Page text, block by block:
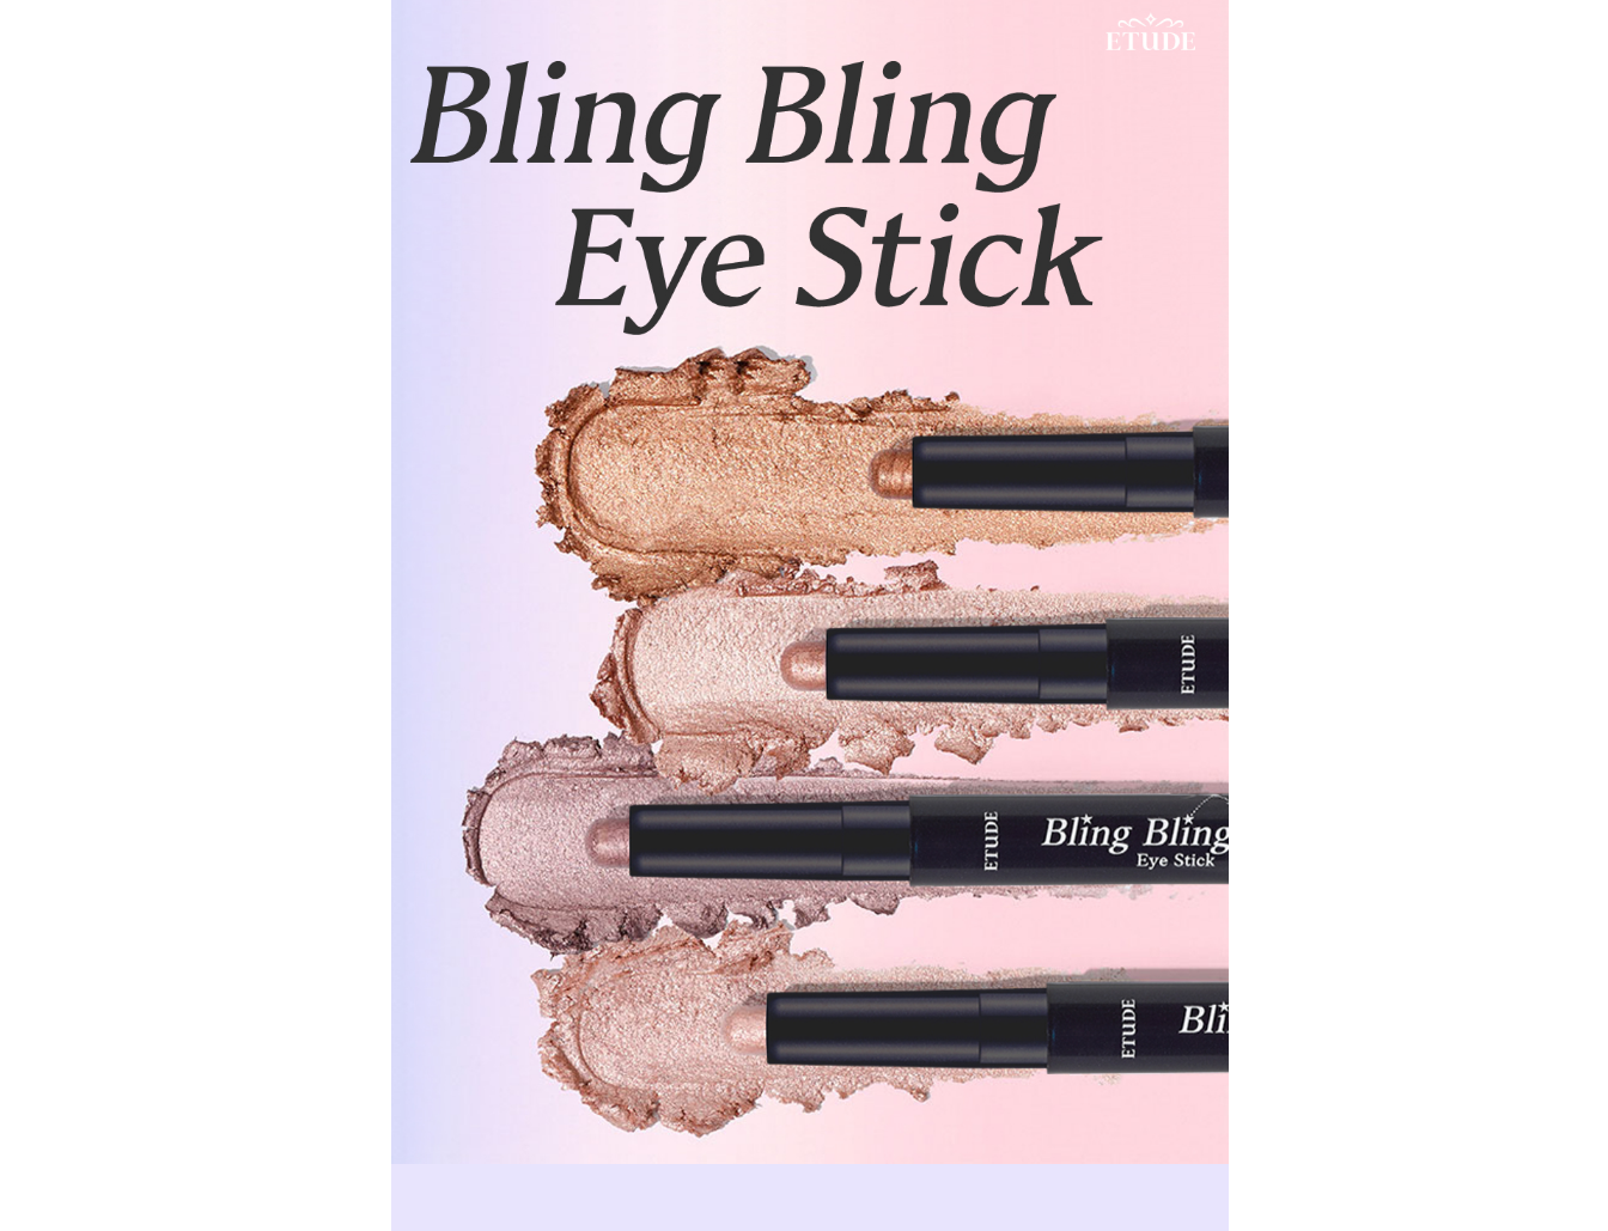
9号：エチルヘキサン酸アルキル（Ｃ１２－１５） 合成フルオロフロゴパ
イト マイカ トリ（カプリル酸／カプリン酸）グリセリル 酸化チタン 乳酸
ミリスチル セレシン トリイソステアリン酸ポリグリセリル－２ キャンデ
リラロウ オゾケライト ポリエチレン 酸化鉄 ミツロウ セスキオレイン酸ソ
ルビタン マイクロクリスタリンワックス （ＶＰ／ヘキサデセン）コポリ
マー 酢酸トコフェロール ステアラルコニウムヘクトライト カプリリルグ
リコール 炭酸プロピレン フェノキシエタノール 酸化スズ ヘキシレングリ
15号：エチルヘキサン酸アルキル（Ｃ１２－１５） トリ（カプリル酸／
カプリン酸）グリセリル セレシン ホウケイ酸（Ｃａ／チタン） 乳酸ミリ
スチル 合成フルオロフロゴパイト ＰＥＴ オゾケライト ラウロイルリシン
トリイソステアリン酸ポリグリセリル－２ キャンデリラロウ ポリエチレ
ン ミリスチルアルコール （ＶＰ／ヘキサデセン）コポリマー マイクロク
ルグリコール 炭酸プロピレン フェノキシエタノール 酸化スズ ヘキシレン
グリコール ジメチコン マイカ 酸化チタン 酸化鉄 Ａｌ
16号：エチルヘキサン酸アルキル（Ｃ１２－１５） 合成フルオロフロゴ
パイト トリ（カプリル酸／カプリン酸）グリセリル セレシン ホウケイ酸
（Ｃａ／チタン） 乳酸ミリスチル オゾケライト ラウロイルリシン トリイ
ソステアリン酸ポリグリセリル－２ キャンデリラロウ ポリエチレン ミリ
スチルアルコール （ＶＰ／ヘキサデセン）コポリマー マイクロクリスタ
リンワックス ステアラルコニウムヘクトライト トコフェロール カプリリ
ルグリコール 炭酸プロピレン フェノキシエタノール 酸化スズ ヘキシレン
グリコール マイカ 酸化チタン 酸化鉄
17号：エチルヘキサン酸アルキル（Ｃ１２－１５） 合成フルオロフロゴ
パイト トリ（カプリル酸／カプリン酸）グリセリル セレシン 乳酸ミリス
チル オゾケライト ラウロイルリシン トリイソステアリン酸ポリグリセリ
ル－２ キャンデリラロウ ポリエチレン ミリスチルアルコール （ＶＰ／ヘ
キサデセン）コポリマー マイクロクリスタリンワックス ステアラルコニ
ウムヘクトライト トコフェロール カプリリルグリコール 炭酸プロピレン
フェノキシエタノール 酸化スズ ヘキシレングリコール マイカ 酸化チタン
酸化鉄 カルミン コンジョウ
18号：エチルヘキサン酸アルキル（Ｃ１２－１５） トリ（カプリル酸／
カプリン酸）グリセリル セレシン ホウケイ酸（Ｃａ／チタン） 乳酸ミリ
スチル 合成フルオロフロゴパイト オゾケライト ラウロイルリシン トリイ
ソステアリン酸ポリグリセリル－２ キャンデリラロウ ポリエチレン ミリ
リンワックス ステアラルコニウムヘクトライト トコフェロール カプリリ
ルグリコール 炭酸プロピレン フェノキシエタノール 酸化スズ ヘキシレン
グリコール マイカ 酸化チタン 酸化鉄